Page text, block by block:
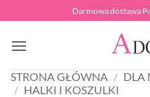
do
zawartości
Darmowa dostawa
STRONA GŁÓWNA / DLA
/ HALKI I KOSZULKI